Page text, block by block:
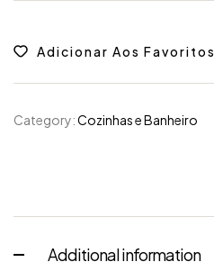
Adicionar Aos Favoritos
Category:Cozinhas e Banheiro
Additional information